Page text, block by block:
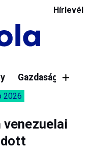
Hírlevél
Gazdaság
2026
venezuelai